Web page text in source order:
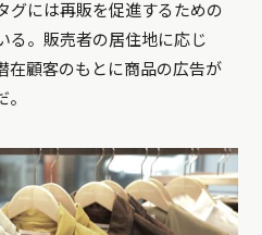
グには再販を促進するための
る。販売者の居住地に応じ
在顧客のもとに商品の広告が